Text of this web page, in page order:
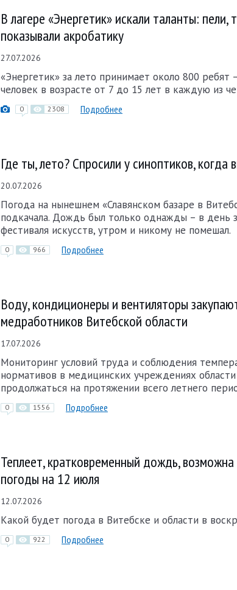
В лагере «Энергетик» искали таланты: пели,
показывали акробатику
27.07.2026
«Энергетик» за лето принимает около 800 ребят
человек в возрасте от 7 до 15 лет в каждую из
0 2308 Подробнее
Где ты, лето? Спросили у синоптиков, когда
20.07.2026
Погода на нынешнем «Славянском базаре в
подкачала. Дождь был только однажды – в день
фестиваля искусств, утром и никому не помешал.
0 966 Подробнее
Воду, кондиционеры и вентиляторы
медработников Витебской области
17.07.2026
Мониторинг условий труда и соблюдения
нормативов в медицинских учреждениях
продолжаться на протяжении всего летнего
0 1556 Подробнее
Теплеет, кратковременный дождь, возможна
погоды на 12 июля
12.07.2026
Какой будет погода в Витебске и области в
0 922 Подробнее